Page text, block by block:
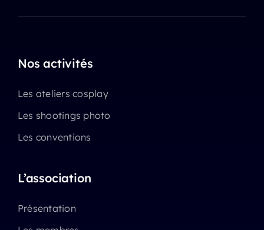
Nos activités
Les ateliers cosplay
Les shootings photo
Les conventions
L’association
Présentation